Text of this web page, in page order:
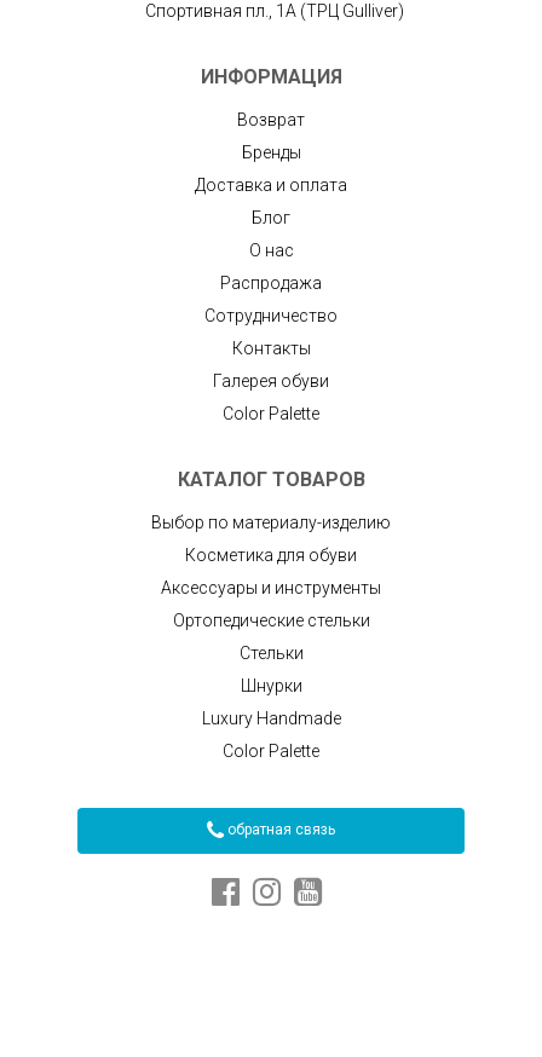
Спортивная пл., 1А (ТРЦ Gulliver)
ИНФОРМАЦИЯ
Возврат
Бренды
Доставка и оплата
Блог
О нас
Распродажа
Сотрудничество
Контакты
Галерея обуви
Color Palette
КАТАЛОГ ТОВАРОВ
Выбор по материалу-изделию
Косметика для обуви
Аксессуары и инструменты
Ортопедические стельки
Стельки
Шнурки
Luxury Handmade
Color Palette
обратная связь